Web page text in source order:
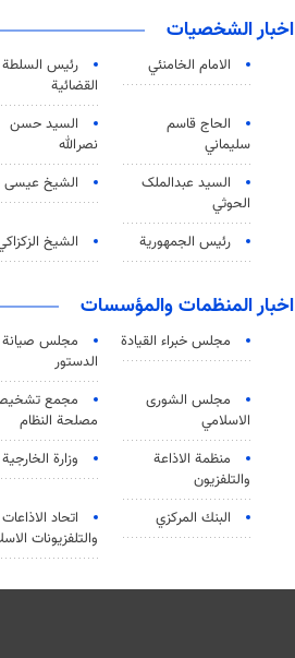
اخبار الشخصيات
الامام الخامنئي
رئیس السلطة
القضائیة
الحاج قاسم
سليماني
السيد حسن
نصرالله
السید عبدالملک
الحوثي
الشيخ عيسى
رئيس الجمهورية الشيخ
اخبار المنظمات والمؤسسات
مجلس خبراء القيادة
مجلس صيانة
الدستور
مجلس الشورى
الاسلامي
مجمع
مصلحة النظام
منظمة الاذاعة
والتلفزیون
وزارة الخارجية
البنك المركزي
اتحاد الاذاعات
والتلفزيونات